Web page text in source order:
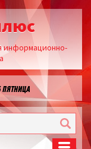
информационно-
ПЯТНИЦА